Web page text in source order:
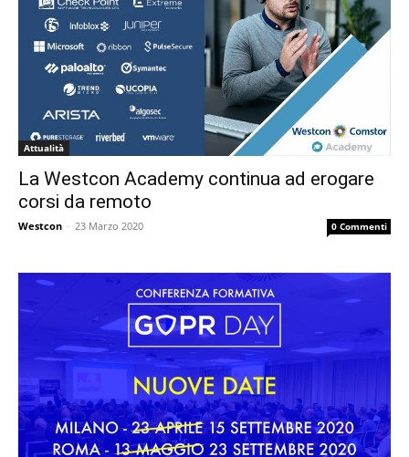
Attualità
La Westcon Academy continua ad erogare
corsi da remoto
Westcon - 23 Marzo 2020 0 Commenti